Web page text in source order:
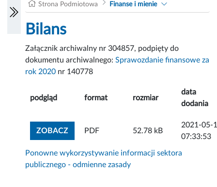
Strona Podmiotowa Finanse i mienie
Bilans
Załącznik archiwalny nr 304857, podpięty do
dokumentu archiwalnego:Sprawozdanie finansowe za
rok 2020 nr 140778
podgląd format rozmiar
data
dodania
ZOBACZZOBACZ ZAŁĄCZNIK
PDF 52.78 kB
2021-05-
07:33:53
Ponowne wykorzystywanie informacji sektora
publicznego - odmienne zasady